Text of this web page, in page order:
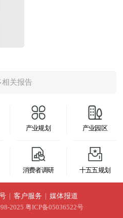
临的机遇与挑战，对汽车
势及前景作出审慎分析与
、学术科研单位、投资企
动态，把握市场机会，正
分析体系。让您全面、准
的市场走向和发展趋势。
内外部环境、行业发展现
场供需、竞争格局、标杆
析了我国救援车行业将面
解救援车行业最新发展动
市场的空白点，机会点，
规避救援车行业投资风
拓展相应的战略性目标市
主动权。形成企业良好的
换与持续作业，地面控制
层消防用无人机并非替
为“空中消防员”延伸救援
体化应急体系的关键节
扑救效率、降低消防员伤
消防与城市安全新基建的
，国家和地方政府对消防
发展提供了有力支持。无
精准、成本低等优势，成
力量，在灭火抢险救援中
。在融合了人工智能、大
应用至灾情评估分析、隐
链纵向贯通卫星制造、火
服务及终端应用全环节，
业、环保、应急、国防等
典型的技术密集型和数据
可控能力、地理空间信息
型基础设施的重要组成部
用产业正处于空间基础设
行的关键发展阶段，自主
进。在空间基础设施层
、短报文通信能力达到国
地观测系统重大专项收
相关报告
产业规划 产业园区
消费者调研 十五五规划
客户服务
媒体报道
2025 粤ICP备05036522号